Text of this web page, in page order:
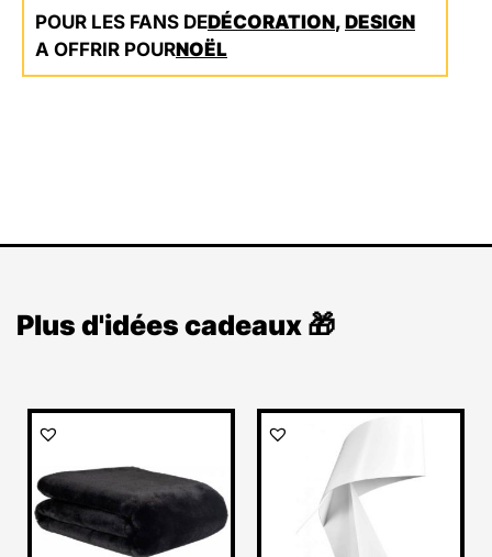
POUR LES FANS DEDÉCORATION, DESIGN
A OFFRIR POURNOËL
Plus d'idées cadeaux 🎁